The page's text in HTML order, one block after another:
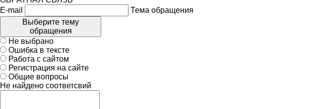
E-mail
Тема обращения
Выберите тему
обращения
Не выбрано
Ошибка в тексте
Работа с сайтом
Регистрация на сайте
Общие вопросы
Не найдено соответсвий